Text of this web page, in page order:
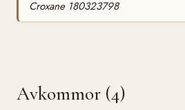
Croxane 180323798
Avkommor (4)